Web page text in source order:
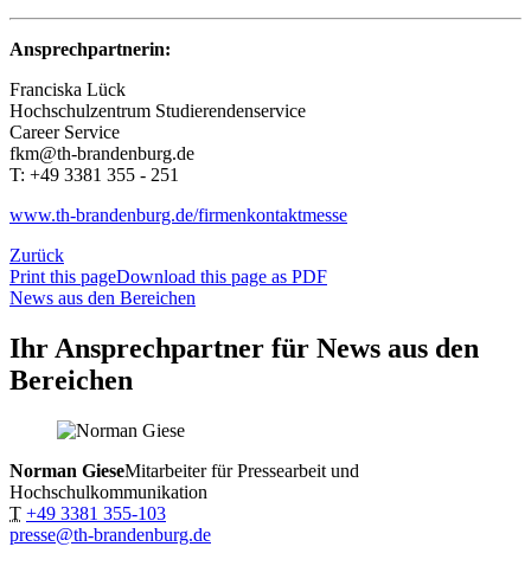
Ansprechpartnerin:
Franciska Lück
Hochschulzentrum Studierendenservice
Career Service
fkm@th-brandenburg.de
T: +49 3381 355 - 251
www.th-brandenburg.de/firmenkontaktmesse
Zurück
Print this pageDownload this page as PDF
News aus den Bereichen
Ihr Ansprechpartner für News aus den
Bereichen
Norman GieseMitarbeiter für Pressearbeit und
Hochschulkommunikation
T +49 3381 355-103
presse@th-brandenburg.de